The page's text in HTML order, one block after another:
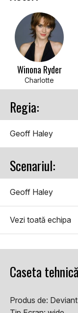
Winona Ryder
Charlotte
Regia:
Geoff Haley
Scenariul:
Geoff Haley
Vezi toată echipa
Caseta tehnică
Produs de: